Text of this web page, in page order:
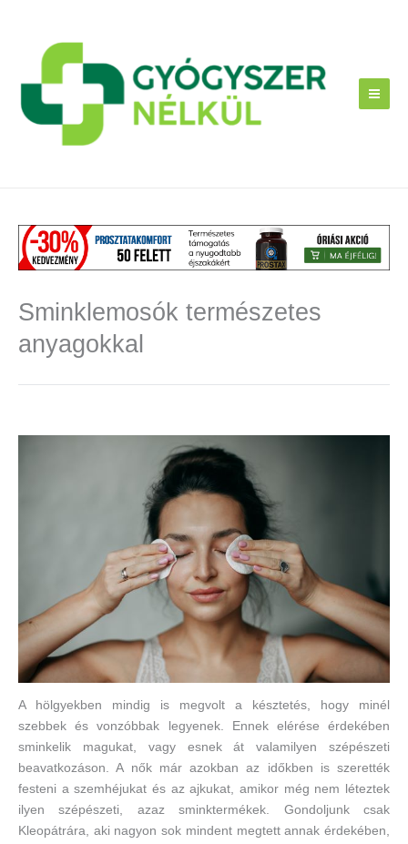
Sminklemosók természetes
anyagokkal
A hölgyekben mindig is megvolt a késztetés, hogy minél
szebbek és vonzóbbak legyenek. Ennek elérése érdekében
sminkelik magukat, vagy esnek át valamilyen szépészeti
beavatkozáson. A nők már azokban az időkben is szerették
festeni a szemhéjukat és az ajkukat, amikor még nem léteztek
ilyen szépészeti, azaz sminktermékek. Gondoljunk csak
Kleopátrára, aki nagyon sok mindent megtett annak érdekében,